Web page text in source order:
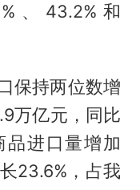
、43.2%和
保持两位数增
万亿元，同比
品进口量增加
23.6%，占我